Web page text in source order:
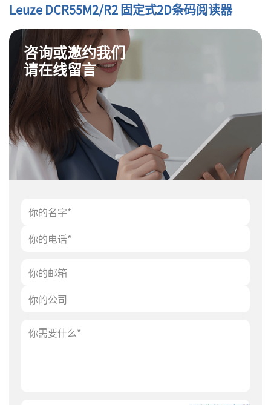
Leuze DCR55M2/R2 固定式2D条码阅读器
咨询或邀约我们
请在线留言